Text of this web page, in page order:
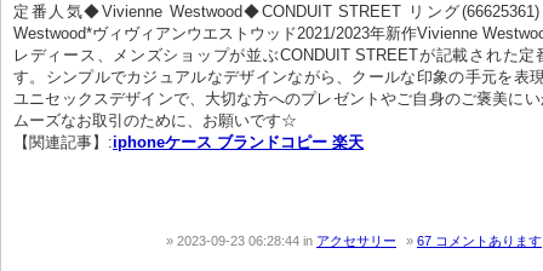
定番人気◆Vivienne Westwood◆CONDUIT STREET リング
Westwood*ヴィヴィアンウエストウッド2021/2023年新作Vivienne
レディース、メンズショップが並ぶCONDUIT STREETが記載された定
す。シンプルでカジュアルなデザインながら、クールな印象の手元を表
ユニセックスデザインで、大切な方へのプレゼントやご自身のご褒美に
ムーズなお取引のために、お願いです☆
【関連記事】:iphoneケース ブランドコピー 楽天
2023-09-23 06:28:44 in アクセサリー 67 コメントあります